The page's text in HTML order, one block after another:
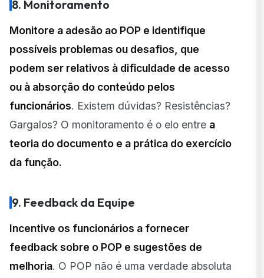
8. Monitoramento
Monitore a adesão ao POP e identifique
possíveis problemas ou desafios, que
podem ser relativos à dificuldade de acesso
ou à absorção do conteúdo pelos
funcionários. Existem dúvidas? Resistências?
Gargalos? O monitoramento é o elo entre a
teoria do documento e a prática do exercício
da função.
9. Feedback da Equipe
Incentive os funcionários a fornecer
feedback sobre o POP e sugestões de
melhoria. O POP não é uma verdade absoluta